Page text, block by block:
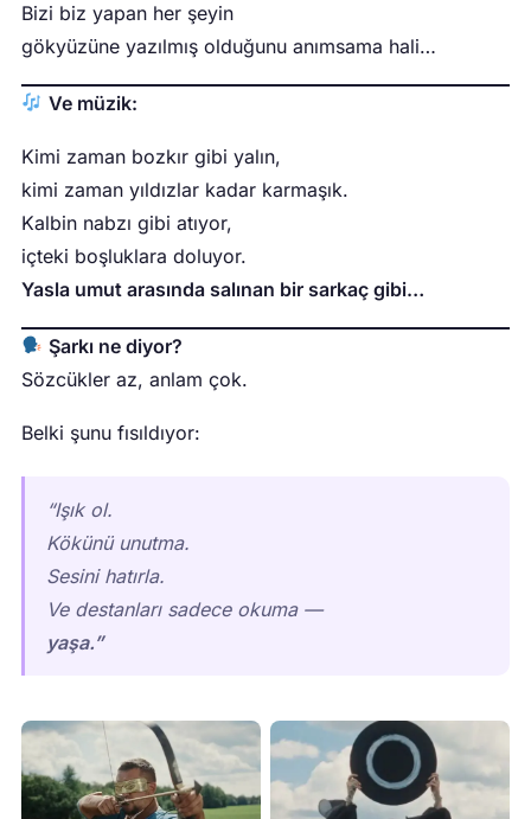
Bizi biz yapan her şeyin
gökyüzüne yazılmış olduğunu anımsama hali…
Ve müzik:
Kimi zaman bozkır gibi yalın,
kimi zaman yıldızlar kadar karmaşık.
Kalbin nabzı gibi atıyor,
içteki boşluklara doluyor.
Yasla umut arasında salınan bir sarkaç gibi…
Şarkı ne diyor?
Sözcükler az, anlam çok.
Belki şunu fısıldıyor:
“Işık ol.
Kökünü unutma.
Sesini hatırla.
Ve destanları sadece okuma —
yaşa.”